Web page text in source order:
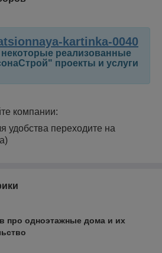
некоторые реализованные
проекты и услуги
компании:
удобства переходите на
про одноэтажные дома и их